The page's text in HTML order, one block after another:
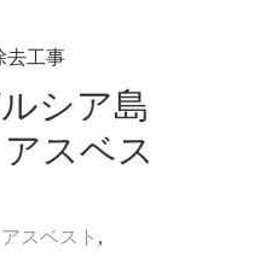
去工事
シア島
スベス
アスベスト ,